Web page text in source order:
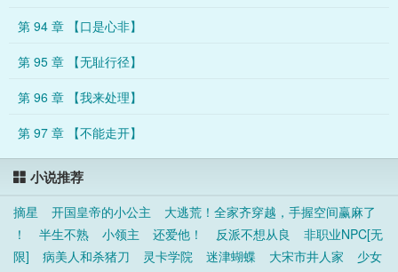
第 94 章 【口是心非】
第 95 章 【无耻行径】
第 96 章 【我来处理】
第 97 章 【不能走开】
小说推荐
摘星 开国皇帝的小公主
大逃荒！全家齐穿越，手握空间赢麻了
！
半生不熟 小领主 还爱他！ 反派不想从良
非职业NPC[无
限]
病美人和杀猪刀 灵卡学院 迷津蝴蝶 大宋市井人家
少女